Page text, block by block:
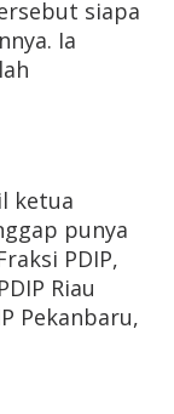
siapa
Ia
ketua
punya
PDIP,
Riau
Pekanbaru,